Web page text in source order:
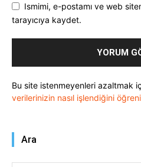
Ismimi, e-postamı ve web
tarayıcıya kaydet.
Bu site istenmeyenleri azaltmak
verilerinizin nasıl işlendiğini
Ara